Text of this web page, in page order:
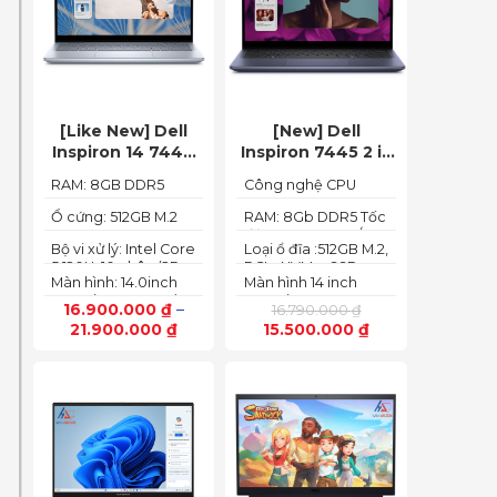
[Like New] Dell
Inspiron 14 7440
120U Ram 8GB
SSD 512GB FHD+
16.900.000 ₫–
21.900.000 ₫
Màn hình: 14.0inch
FHD+ (1920 x 1200)
60Hz,250 nits
Bộ vi xử lý: Intel Core
5 120U, 10 nhân (2P +
8E) / 12 luồng
Ổ cứng: 512GB M.2
RAM: 8GB DDR5
[New] Dell
Inspiron 7445 2 in
8640HS, Ram
8GB,SSD 512GB,
AMD Radeon,14
FHD+ Touch)
16.790.000₫
15.500.000₫
Màn hình 14 inch
FHD+ (1920 x 1200
pixels)
Loại ổ đĩa :512GB M.2,
PCIe NVMe, SSD
RAM: 8Gb DDR5 Tốc
độ BUS :5200MT/s
Công nghệ CPU